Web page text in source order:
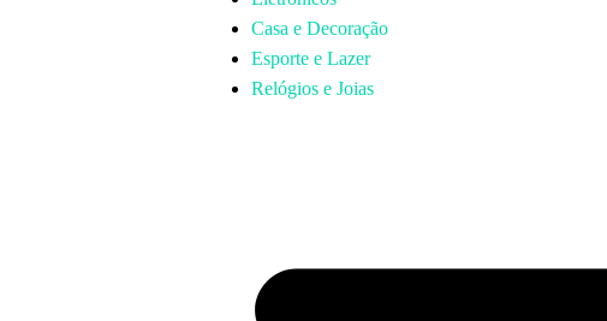
Casa e Decoração
Esporte e Lazer
Relógios e Joias